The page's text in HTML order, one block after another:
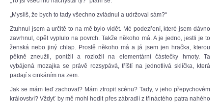
„Myslíš, že bych to tady všechno zvládnul a udržoval sám?“
Ztuhnul jsem a určitě to na mě bylo vidět. Mé podezření, které jsem dávno
zavrhnul, opět vyplulo na povrch. Takže někoho má. A je jedno, jestli je to
ženská nebo jiný chlap. Prostě někoho má a já jsem jen hračka, kterou
pěkně zneužil, ponížil a rozložil na elementární částečky hmoty. Ta
vybájená mozajka se právě rozsypává, tříští na jednotlivá sklíčka, která
padají s cinkáním na zem.
Jak se mám teď zachovat? Mám ztropit scénu? Tady, v jeho přepychovém
království? Vždyť by mě mohl hodit přes zábradlí z třináctého patra nahého